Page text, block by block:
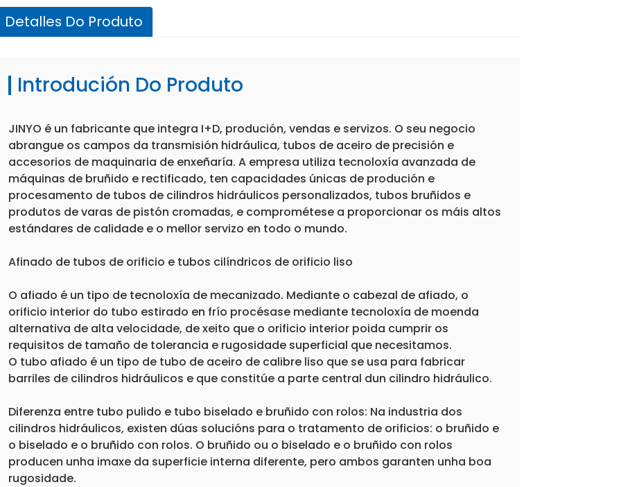
Detalles Do Produto
Introdución Do Produto
JINYO é un fabricante que integra I+D, produción, vendas e servizos. O seu negocio
abrangue os campos da transmisión hidráulica, tubos de aceiro de precisión e
accesorios de maquinaria de enxeñaría. A empresa utiliza tecnoloxía avanzada de
máquinas de bruñido e rectificado, ten capacidades únicas de produción e
procesamento de tubos de cilindros hidráulicos personalizados, tubos bruñidos e
produtos de varas de pistón cromadas, e comprométese a proporcionar os máis altos
estándares de calidade e o mellor servizo en todo o mundo.
Afinado de tubos de orificio e tubos cilíndricos de orificio liso
O afiado é un tipo de tecnoloxía de mecanizado. Mediante o cabezal de afiado, o
orificio interior do tubo estirado en frío procésase mediante tecnoloxía de moenda
alternativa de alta velocidade, de xeito que o orificio interior poida cumprir os
requisitos de tamaño de tolerancia e rugosidade superficial que necesitamos.
O tubo afiado é un tipo de tubo de aceiro de calibre liso que se usa para fabricar
barriles de cilindros hidráulicos e que constitúe a parte central dun cilindro hidráulico.
Diferenza entre tubo pulido e tubo biselado e bruñido con rolos: Na industria dos
cilindros hidráulicos, existen dúas solucións para o tratamento de orificios: o bruñido e
o biselado e o bruñido con rolos. O bruñido ou o biselado e o bruñido con rolos
producen unha imaxe da superficie interna diferente, pero ambos garanten unha boa
rugosidade.